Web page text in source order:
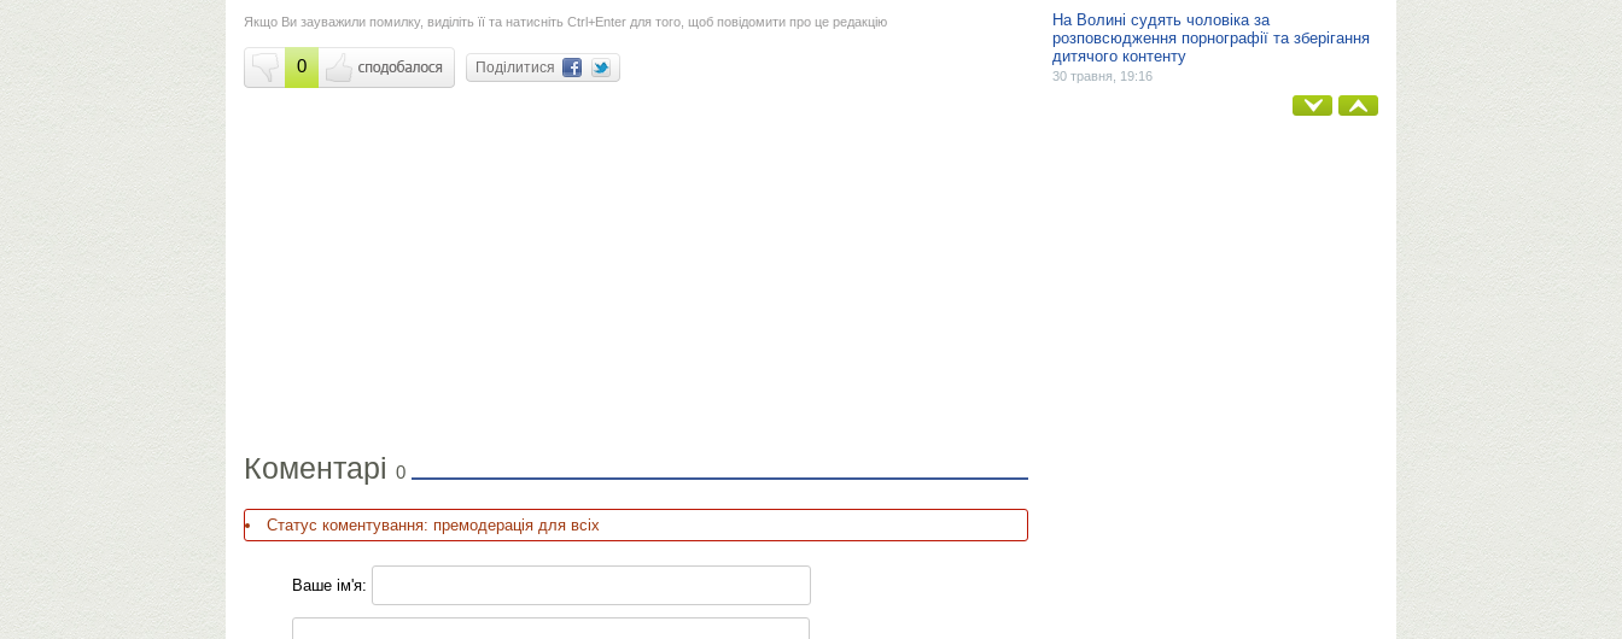
Якщо Ви зауважили помилку, виділіть її та натисніть Ctrl+Enter для того, щоб повідомити про це редакцію
0 Поділитися
Коментарі 0
Статус коментування: премодерація для всіх
Ваше ім'я:
На Волині судять чоловіка за
розповсюдження порнографії та зберігання
дитячого контенту
30 травня, 19:16